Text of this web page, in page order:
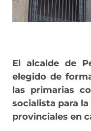
El alcalde de
elegido de
las primarias
socialista para
provinciales en